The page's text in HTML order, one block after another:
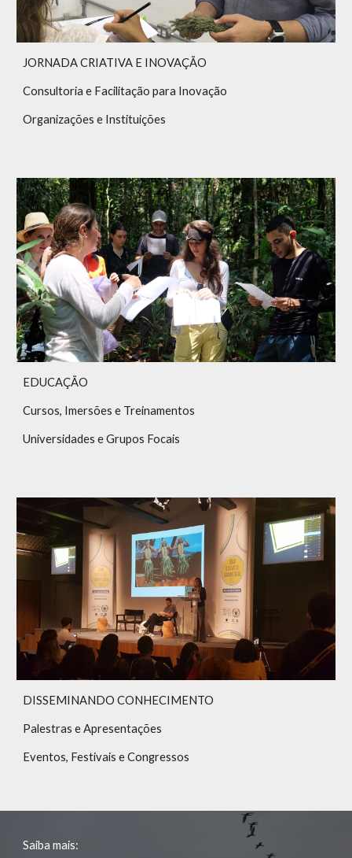
JORNADA CRIATIVA E INOVAÇÃO
Consultoria e Facilitação para Inovação
Organizações e Instituições
EDUCAÇÃO
Cursos, Imersões e Treinamentos
Universidades e Grupos Focais
DISSEMINANDO CONHECIMENTO
Palestras e Apresentações
Eventos, Festivais e Congressos
Saiba mais: